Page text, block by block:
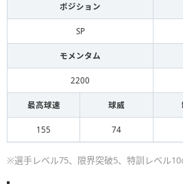
ポジション
SP
モメンタム
2200
最高球速 球威
155 74
※選手レベル75、限界突破5、特訓レベル